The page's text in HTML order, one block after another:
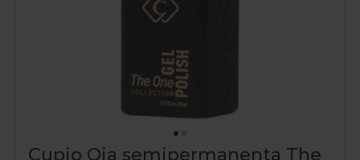
Cupio Oja semipermanenta The